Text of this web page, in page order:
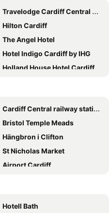
Travelodge Cardiff Central Queen Street
Hilton Cardiff
The Angel Hotel
Hotel Indigo Cardiff by IHG
Holland House Hotel Cardiff By Sunday
Travelodge Cardiff Atlantic Wharf
Park Plaza Cardiff
Future Inn Cardiff Bay
Cardiff Sandringham Hotel
The Mount Rooms
Staybridge Suites Cardiff by IHG
Cardiff Central railway station
Bristol Temple Meads
Hängbron i Clifton
St Nicholas Market
Airport Cardiff
New Theatre Cardiff
Hotell Bath